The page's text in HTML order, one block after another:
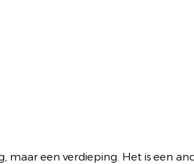
maar een verdieping. Het is een